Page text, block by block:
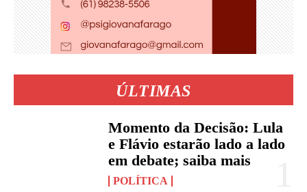
ÚLTIMAS
Momento da Decisão: Lula
e Flávio estarão lado a lado
em debate; saiba mais
POLÍTICA